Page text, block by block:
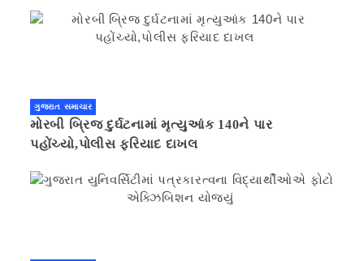
ગુજરાત સમાચાર
મોરબી બ્રિજ દુર્ઘટનામાં મૃત્યુઆંક 140ને પાર
પહોંચ્યો,પોલીસ ફરિયાદ દાખલ